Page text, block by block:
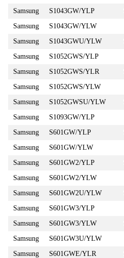
Samsung
S1043GW/YLP
Samsung
S1043GW/YLW
Samsung
S1043GWU/YLW
Samsung
S1052GWS/YLP
Samsung
S1052GWS/YLR
Samsung
S1052GWS/YLW
Samsung
S1052GWSU/YLW
Samsung
S1093GW/YLP
Samsung
S601GW/YLP
Samsung
S601GW/YLW
Samsung
S601GW2/YLP
Samsung
S601GW2/YLW
Samsung
S601GW2U/YLW
Samsung
S601GW3/YLP
Samsung
S601GW3/YLW
Samsung
S601GW3U/YLW
Samsung
S601GWE/YLR